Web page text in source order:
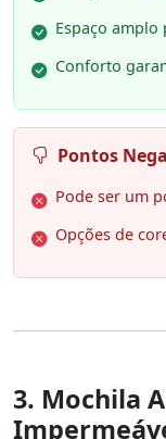
Espaço
Conforto
Pontos
Pode ser um
Opções de
3. Mochila